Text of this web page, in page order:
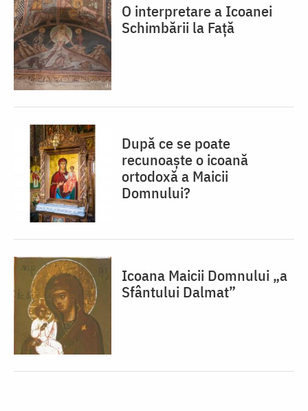
O interpretare a Icoanei
Schimbării la Față
După ce se poate
recunoaște o icoană
ortodoxă a Maicii
Domnului?
Icoana Maicii Domnului „a
Sfântului Dalmat”